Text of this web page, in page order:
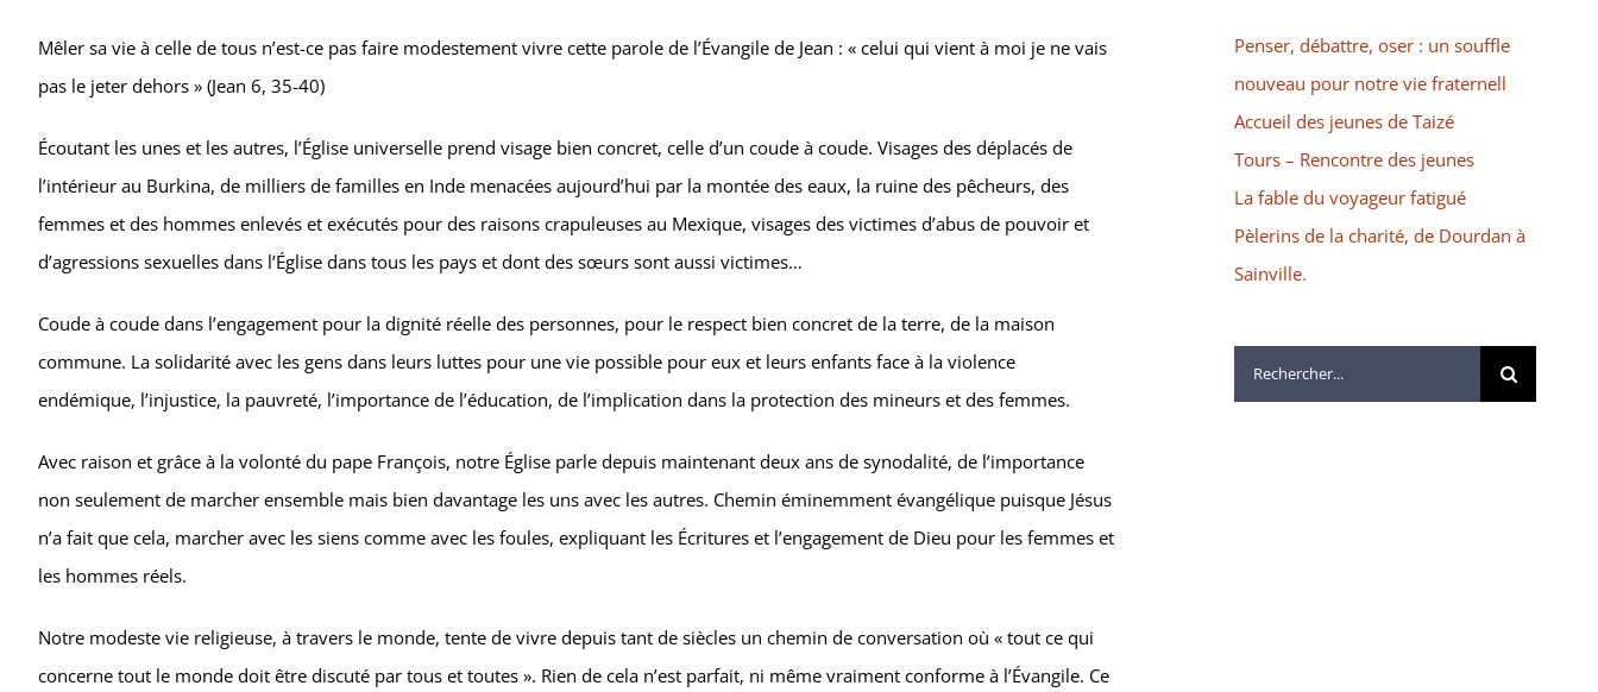
Mêler sa vie à celle de tous n’est-ce pas faire modestement vivre cette parole de l’Évangile de Jean : « celui qui vient à moi je ne vais
pas le jeter dehors » (Jean 6, 35-40)
Écoutant les unes et les autres, l’Église universelle prend visage bien concret, celle d’un coude à coude. Visages des déplacés de
l’intérieur au Burkina, de milliers de familles en Inde menacées aujourd’hui par la montée des eaux, la ruine des pêcheurs, des
femmes et des hommes enlevés et exécutés pour des raisons crapuleuses au Mexique, visages des victimes d’abus de pouvoir et
d’agressions sexuelles dans l’Église dans tous les pays et dont des sœurs sont aussi victimes…
Coude à coude dans l’engagement pour la dignité réelle des personnes, pour le respect bien concret de la terre, de la maison
commune. La solidarité avec les gens dans leurs luttes pour une vie possible pour eux et leurs enfants face à la violence
endémique, l’injustice, la pauvreté, l’importance de l’éducation, de l’implication dans la protection des mineurs et des femmes.
Avec raison et grâce à la volonté du pape François, notre Église parle depuis maintenant deux ans de synodalité, de l’importance
non seulement de marcher ensemble mais bien davantage les uns avec les autres. Chemin éminemment évangélique puisque Jésus
n’a fait que cela, marcher avec les siens comme avec les foules, expliquant les Écritures et l’engagement de Dieu pour les femmes et
les hommes réels.
Notre modeste vie religieuse, à travers le monde, tente de vivre depuis tant de siècles un chemin de conversation où « tout ce qui
concerne tout le monde doit être discuté par tous et toutes ». Rien de cela n’est parfait, ni même vraiment conforme à l’Évangile. Ce
Penser, débattre, oser : un souffle
nouveau pour notre vie fraternell
Accueil des jeunes de Taizé
Tours – Rencontre des jeunes
La fable du voyageur fatigué
Pèlerins de la charité, de Dourdan à
Sainville.
Rechercher: